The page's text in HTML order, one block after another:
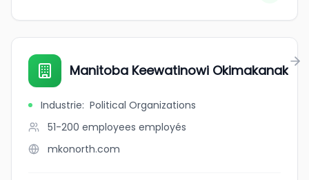
Manitoba Keewatinowi Okimakanak
Industrie: Political Organizations
51-200 employees employés
mkonorth.com